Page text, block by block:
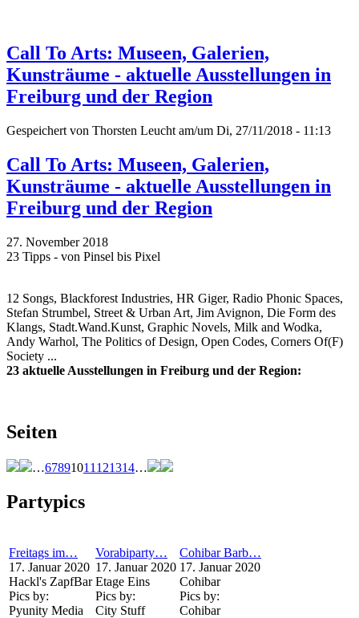
Call To Arts: Museen, Galerien,
Kunsträume - aktuelle Ausstellungen in
Freiburg und der Region
Gespeichert von Thorsten Leucht am/um Di, 27/11/2018 - 11:13
Call To Arts: Museen, Galerien,
Kunsträume - aktuelle Ausstellungen in
Freiburg und der Region
27. November 2018
23 Tipps - von Pinsel bis Pixel
12 Songs, Blackforest Industries, HR Giger, Radio Phonic Spaces,
Stefan Strumbel, Street & Urban Art, Jim Avignon, Die Form des
Klangs, Stadt.Wand.Kunst, Graphic Novels, Milk and Wodka,
Andy Warhol, The Politics of Design, Open Codes, Corners Of(F)
Society ...
23 aktuelle Ausstellungen in Freiburg und der Region:
Seiten
…67891011 121314…
Partypics
Freitags im…
17. Januar 2020
Hackl's ZapfBar
Pics by:
Pyunity Media
Vorabiparty…
17. Januar 2020
Etage Eins
Pics by:
City Stuff
Cohibar Barb…
17. Januar 2020
Cohibar
Pics by:
Cohibar